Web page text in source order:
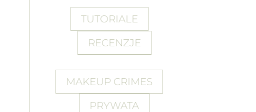
TUTORIALE
RECENZJE
MAKEUP CRIMES
PRYWATA